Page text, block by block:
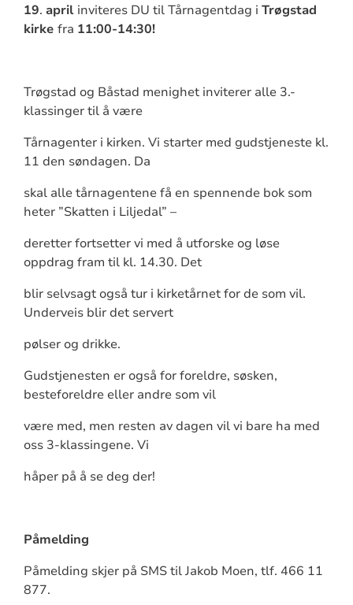
19. april inviteres DU til Tårnagentdag i Trøgstad
kirke fra 11:00-14:30!
Trøgstad og Båstad menighet inviterer alle 3.-
klassinger til å være
Tårnagenter i kirken. Vi starter med gudstjeneste kl.
11 den søndagen. Da
skal alle tårnagentene få en spennende bok som
heter ”Skatten i Liljedal” –
deretter fortsetter vi med å utforske og løse
oppdrag fram til kl. 14.30. Det
blir selvsagt også tur i kirketårnet for de som vil.
Underveis blir det servert
pølser og drikke.
Gudstjenesten er også for foreldre, søsken,
besteforeldre eller andre som vil
være med, men resten av dagen vil vi bare ha med
oss 3-klassingene. Vi
håper på å se deg der!
Påmelding
Påmelding skjer på SMS til Jakob Moen, tlf. 466 11
877.